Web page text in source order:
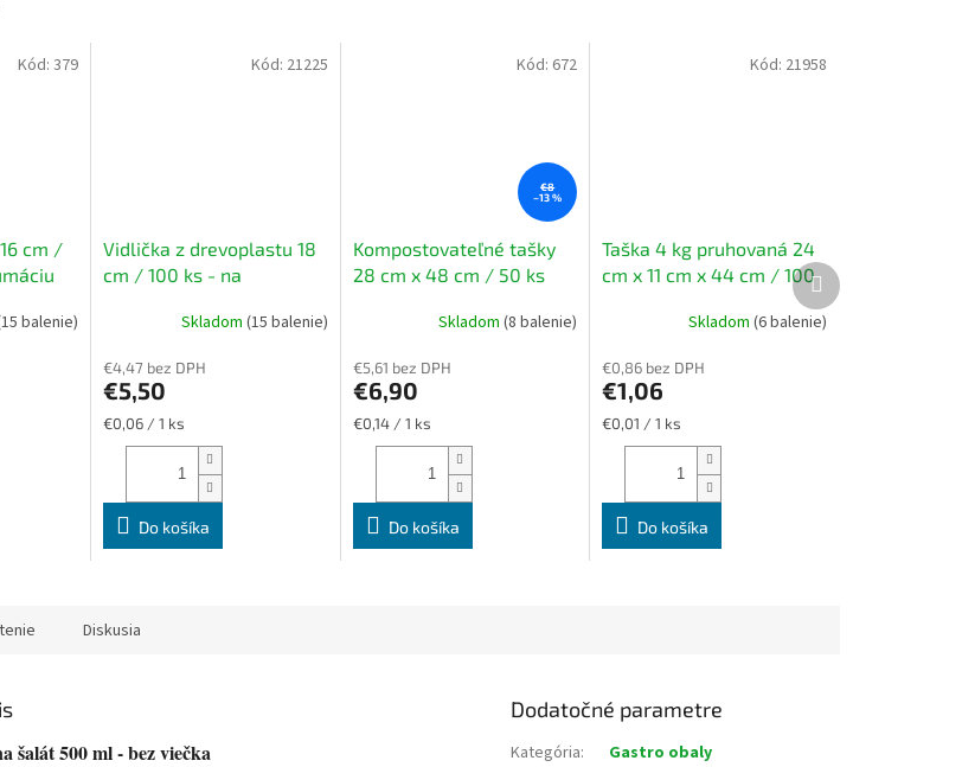
cm /
balenie)
Kód: 379
Vidlička z drevoplastu 18
cm / 100 ks - na
Skladom (15 balenie)
€4,47 bez DPH
€5,50
Jednotková
cena:
€0,06 / 1 ks
Do košíka
Kód: 21225
€8
–13 %
Kompostovateľné tašky
28 cm x 48 cm / 50 ks
Skladom(8 balenie)
€5,61 bez DPH
€6,90
Jednotková
cena:
€0,14 / 1 ks
Do košíka
Kód: 672
Taška 4 kg pruhovaná 24
cm x 11 cm x 44 cm / 100
pečiva a jedál a odnos
Skladom (6 balenie)
€0,86 bez DPH
€1,06
Jednotková
cena:
€0,01 / 1 ks
Do košíka
Kód: 21958
Ďalší
produkt
Diskusia
šalát 500 ml - bez viečka
Dodatočné parametre
Kategória:
Gastro obaly